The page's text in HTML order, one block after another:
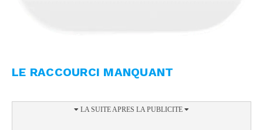
LE RACCOURCI MANQUANT